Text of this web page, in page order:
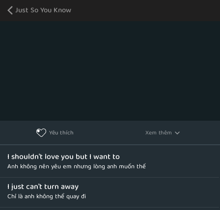
Just So You Know
Yêu thích Xem thêm
I shouldn't love you but I want to
Anh không nên yêu em nhưng lòng anh muốn thế
I just can't turn away
Chỉ là anh không thể quay đi